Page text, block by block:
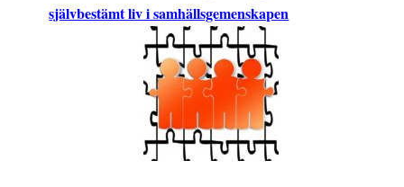
självbestämt liv i samhällsgemenskapen